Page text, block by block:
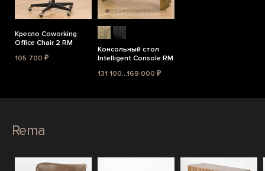
Кресло Coworking
Office Chair 2 RM
105 700 ₽
Консольный стол
Intelligent Console RM
131 100...169 000 ₽
Rema